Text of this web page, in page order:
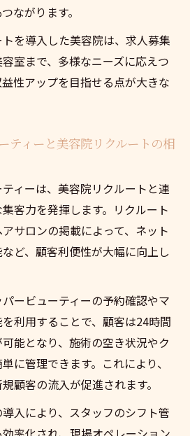
ートの活用がもたらす長期的
不安を解消するリクルート施
美容院の未来と集客力
ートの予約管理が集客力を高
ービューティーの予約機能で
上
ートとサロンボード連携の強
予約履歴が美容院集客に与え
と収益構造の関係を解明
ながります。
を導入した美容院は、求人募集
室まで、多様なニーズに応えつ
性アップを目指せる点が大きな
ティーと美容院リクルートの相
ィーは、美容院リクルートと連
客力を発揮します。リクルート
サロンの掲載によって、ネット
ど、顧客利便性が大幅に向上し
ービューティーの予約確認やマ
利用することで、顧客は24時間
能となり、施術の空き状況やク
に管理できます。これにより、
顧客の流入が促進されます。
入により、スタッフのシフト管